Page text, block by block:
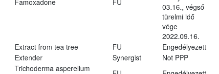
Famoxadone FU
03.16., végső
türelmi idő
vége
2022.09.16.
Extract from tea tree
FU
Engedélyezett
Extender
Synergist
Not PPP
Trichoderma asperellum